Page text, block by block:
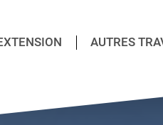
AUTRES